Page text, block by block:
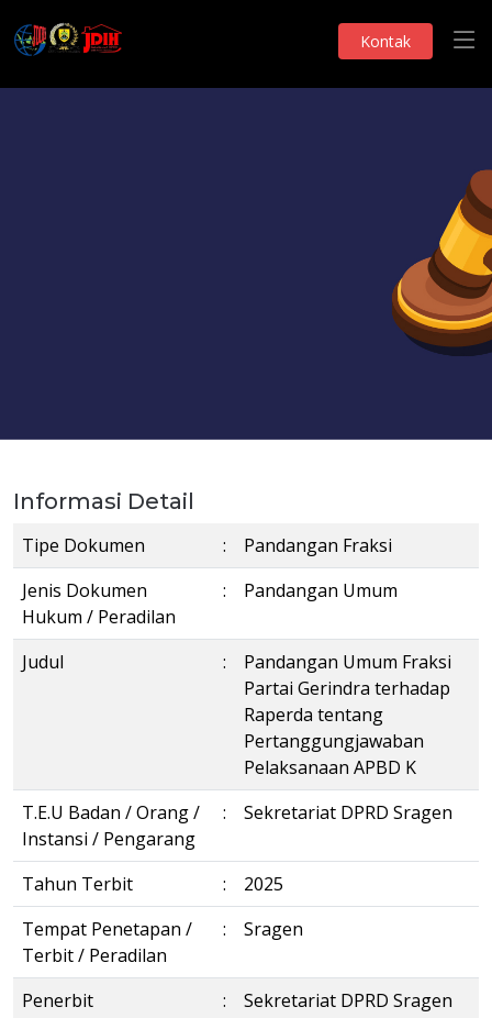
Kontak
Informasi Detail
Tipe Dokumen :
Pandangan Fraksi
Jenis Dokumen
Hukum / Peradilan
: Pandangan Umum
Judul :
Pandangan Umum Fraksi
Partai Gerindra terhadap
Raperda tentang
Pertanggungjawaban
Pelaksanaan APBD K
T.E.U Badan / Orang /
Instansi / Pengarang
: Sekretariat DPRD Sragen
Tahun Terbit :
2025
Tempat Penetapan /
Terbit / Peradilan
: Sragen
Penerbit :
Sekretariat DPRD Sragen